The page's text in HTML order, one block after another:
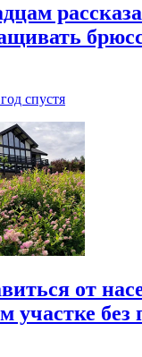
спустя
от
участке